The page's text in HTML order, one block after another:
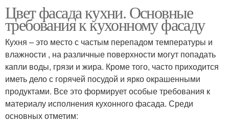
Цвет фасада кухни. Основные
требования к кухонному фасаду
Кухня – это место с частым перепадом температуры и
влажности , на различные поверхности могут попадать
капли воды, грязи и жира. Кроме того, часто приходится
иметь дело с горячей посудой и ярко окрашенными
продуктами. Все это формирует особые требования к
материалу исполнения кухонного фасада. Среди
основных отметим: